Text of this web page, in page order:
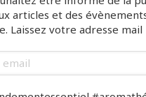
articles et des
Laissez votre adresse mail